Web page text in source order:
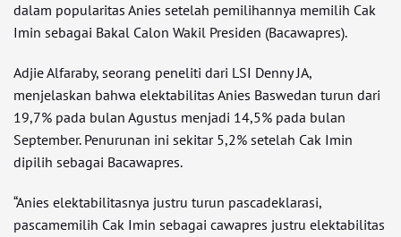
dalam popularitas Anies setelah pemilihannya memilih Cak
Imin sebagai Bakal Calon Wakil Presiden (Bacawapres).
Adjie Alfaraby, seorang peneliti dari LSI Denny JA,
menjelaskan bahwa elektabilitas Anies Baswedan turun dari
19,7% pada bulan Agustus menjadi 14,5% pada bulan
September. Penurunan ini sekitar 5,2% setelah Cak Imin
dipilih sebagai Bacawapres.
“Anies elektabilitasnya justru turun pascadeklarasi,
pascamemilih Cak Imin sebagai cawapres justru elektabilitas